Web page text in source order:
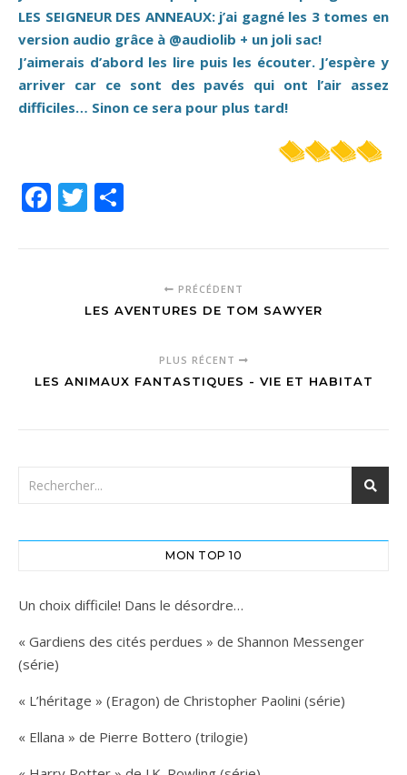
LES SEIGNEUR DES ANNEAUX: j’ai gagné les 3 tomes en
version audio grâce à @audiolib + un joli sac!
J’aimerais d’abord les lire puis les écouter. J’espère y
arriver car ce sont des pavés qui ont l’air assez
difficiles… Sinon ce sera pour plus tard!
Facebook
Twitter
PRÉCÉDENT
LES AVENTURES DE TOM SAWYER
PLUS RÉCENT
LES ANIMAUX FANTASTIQUES - VIE ET HABITAT
MON TOP 10
Un choix difficile! Dans le désordre…
« Gardiens des cités perdues » de Shannon Messenger
(série)
« L’héritage » (Eragon) de Christopher Paolini (série)
« Ellana » de Pierre Bottero (trilogie)